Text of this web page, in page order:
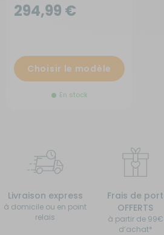
294,99 €
Choisir le modèle
En stock
Livraison express
à domicile ou en point
relais
Frais de port
OFFERTS
à partir de 99€
d’achat*